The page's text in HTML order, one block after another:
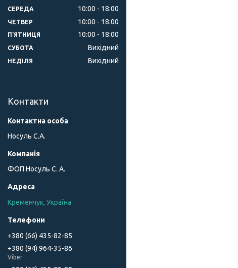
СЕРЕДА 10:00 18:00
ЧЕТВЕР 10:00 18:00
ПʼЯТНИЦЯ 10:00 18:00
СУБОТА Вихідний
НЕДІЛЯ Вихідний
Контакти
Носуль С.А.
ФОП Носуль С. А.
Кременчук, Україна
+380 (66) 435-82-85
+380 (94) 964-35-86
Viber